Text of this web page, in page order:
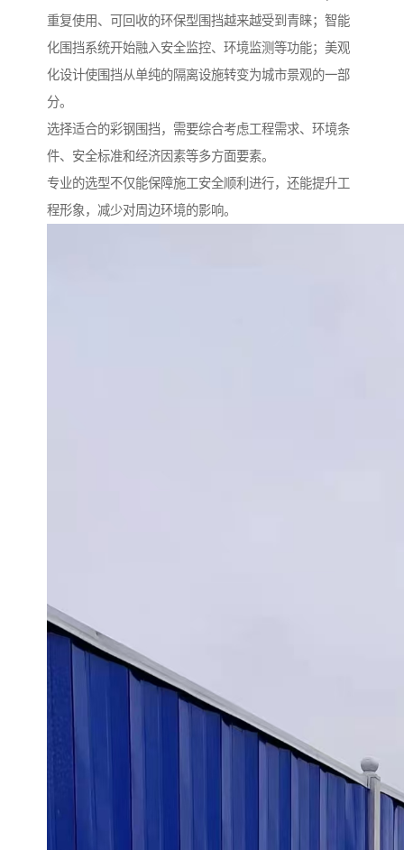
重复使用、可回收的环保型围挡越来越受到青睐；智能
化围挡系统开始融入安全监控、环境监测等功能；美观
化设计使围挡从单纯的隔离设施转变为城市景观的一部
分。
选择适合的彩钢围挡，需要综合考虑工程需求、环境条
件、安全标准和经济因素等多方面要素。
专业的选型不仅能保障施工安全顺利进行，还能提升工
程形象，减少对周边环境的影响。